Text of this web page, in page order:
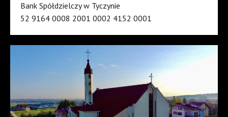
Bank Spółdzielczy w Tyczynie
52 9164 0008 2001 0002 4152 0001